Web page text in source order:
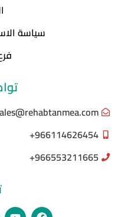
سياسة
966114626454+
966553211665+